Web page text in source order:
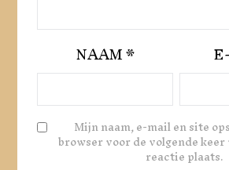
NAAM*
Mijn naam, e-mail en site
browser voor de volgende
reactie plaats.